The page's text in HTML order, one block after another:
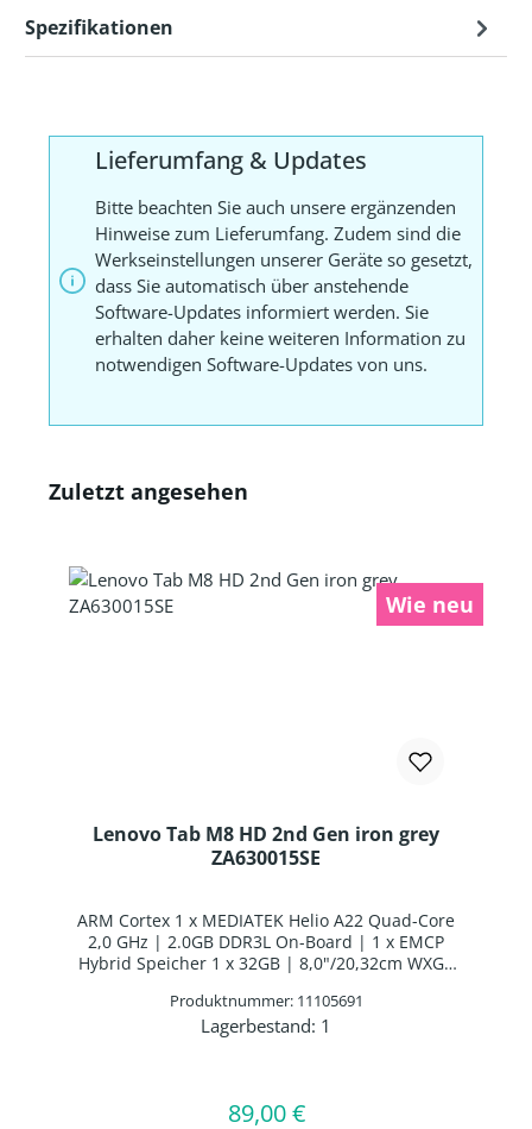
Spezifikationen
Lieferumfang & Updates
Bitte beachten Sie auch unsere ergänzenden
Hinweise zum Lieferumfang. Zudem sind die
Werkseinstellungen unserer Geräte so gesetzt,
dass Sie automatisch über anstehende
Software-Updates informiert werden. Sie
erhalten daher keine weiteren Information zu
notwendigen Software-Updates von uns.
Zuletzt angesehen
Wie neu
Lenovo Tab M8 HD 2nd Gen iron grey
ZA630015SE
ARM Cortex 1 x MEDIATEK Helio A22 Quad-Core
2,0 GHz | 2.0GB DDR3L On-Board | 1 x EMCP
Hybrid Speicher 1 x 32GB | 8,0"/20,32cm WXGA
Graphics | Webcam | WLAN: | WWAN: |
Bluetooth 5.0 | Li-Polymer Batterie | Android
Produktnummer: 11105691
Lagerbestand: 1
Regulärer Preis:
89,00 €
Produkt Anzahl: Gib den
In den Warenkorb